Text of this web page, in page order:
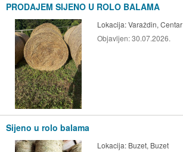
PRODAJEM SIJENO U ROLO BALAMA
Lokacija:Varaždin, Centar
Objavljen:30.07.2026.
Sijeno u rolo balama
Lokacija: Buzet, Buzet